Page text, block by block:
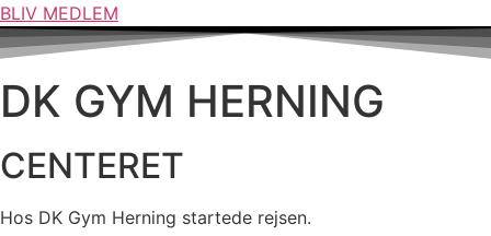
BLIV MEDLEM
DK GYM HERNING
CENTERET
Hos DK Gym Herning startede rejsen.